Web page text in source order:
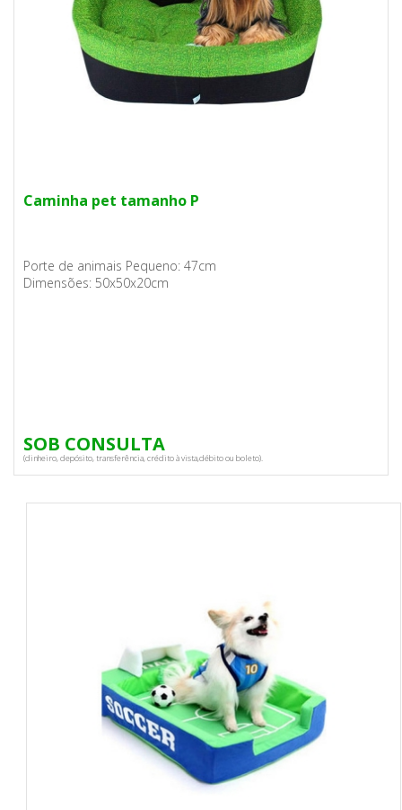
Caminha pet tamanho P
Porte de animais Pequeno: 47cm
Dimensões: 50x50x20cm
SOB CONSULTA
(dinheiro, depósito, transferência, crédito à vista,débito ou boleto).